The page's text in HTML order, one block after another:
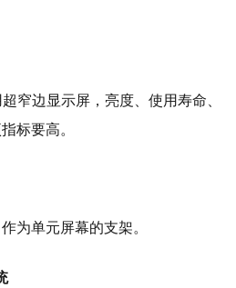
窄边显示屏，亮度、使用寿命、
标要高。
为单元屏幕的支架。